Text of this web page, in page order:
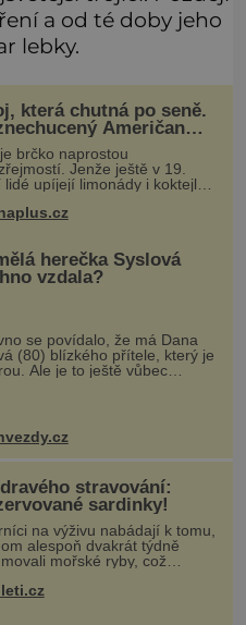
a od té doby jeho
lebky.
která chutná po seně.
Američan
brčko
brčko naprostou
Jenže ještě v 19.
upíjejí limonády i koktejly
sice dobře, mají ale jednu
herečka Syslová
vzdala?
se povídalo, že má Dana
(80) blízkého přítele, který je
Ale je to ještě vůbec
stravování:
sardinky!
na výživu nabádají k tomu,
alespoň dvakrát týdně
mořské ryby, což
může být zatěžující pro
Dobrou zprávou je, že